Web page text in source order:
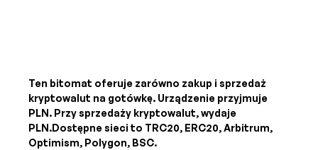
Ten bitomat oferuje zarówno zakup i sprzedaż
kryptowalut na gotówkę. Urządzenie przyjmuje
PLN. Przy sprzedaży kryptowalut, wydaje
PLN.Dostępne sieci to TRC20, ERC20, Arbitrum,
Optimism, Polygon, BSC.